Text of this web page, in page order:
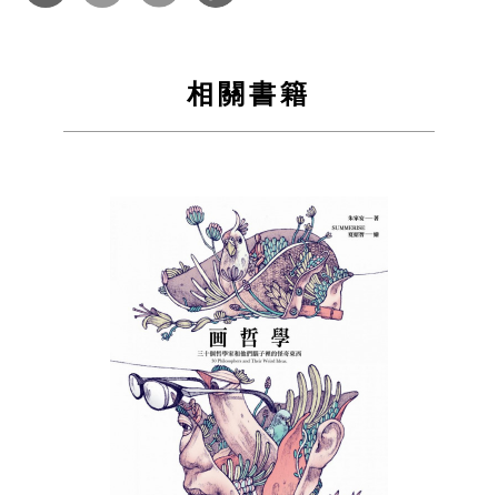
相關書籍